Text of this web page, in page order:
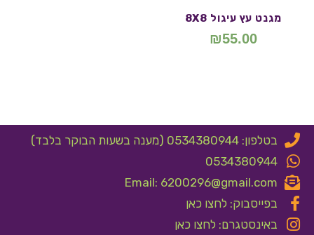
מגנט עץ עיגול 8X8
₪55.00
בטלפון: 0534380944 (מענה בשעות הבוקר בלבד)
0534380944
Email: 6200296@gmail.com
בפייסבוק: לחצו כאן
באינסטגרם: לחצו כאן